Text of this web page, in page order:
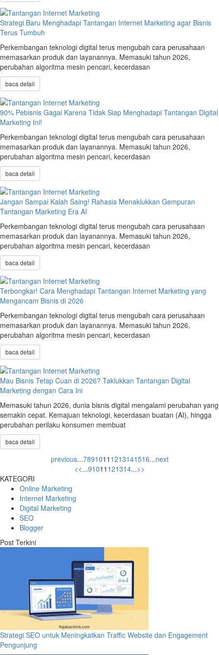
Strategi Baru Menghadapi Tantangan Internet Marketing agar Bisnis
Terus Tumbuh
Perkembangan teknologi digital terus mengubah cara perusahaan
memasarkan produk dan layanannya. Memasuki tahun 2026,
perubahan algoritma mesin pencari, kecerdasan
baca detail
90% Pebisnis Gagal Karena Tidak Siap Menghadapi Tantangan Digital
Marketing Ini!
Perkembangan teknologi digital terus mengubah cara perusahaan
memasarkan produk dan layanannya. Memasuki tahun 2026,
perubahan algoritma mesin pencari, kecerdasan
baca detail
Jangan Sampai Kalah Saing! Rahasia Menaklukkan Gempuran
Tantangan Marketing Era AI
Perkembangan teknologi digital terus mengubah cara perusahaan
memasarkan produk dan layanannya. Memasuki tahun 2026,
perubahan algoritma mesin pencari, kecerdasan
baca detail
Terbongkar! Cara Menghadapi Tantangan Internet Marketing yang
Mengancam Bisnis di 2026
Perkembangan teknologi digital terus mengubah cara perusahaan
memasarkan produk dan layanannya. Memasuki tahun 2026,
perubahan algoritma mesin pencari, kecerdasan
baca detail
Mau Bisnis Tetap Cuan di 2026? Taklukkan Tantangan Digital
Marketing dengan Cara Ini
Memasuki tahun 2026, dunia bisnis digital mengalami perubahan yang
semakin cepat. Kemajuan teknologi, kecerdasan buatan (AI), hingga
perubahan perilaku konsumen membuat
baca detail
previous...7891011 1213141516...next
<<...91011 121314...>>
KATEGORI
Online Marketing
Internet Marketing
Digital Marketing
SEO
Blogger
Post Terkini
Strategi SEO untuk Meningkatkan Traffic Website dan Engagement
Pengunjung